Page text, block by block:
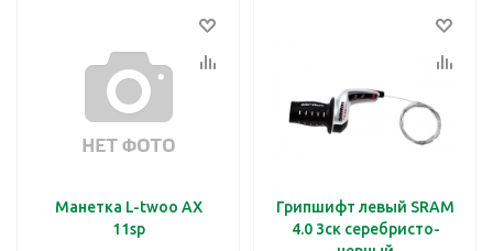
Манетка L-twoo AX
11sp
Грипшифт левый SRAM
4.0 3ск серебристо-